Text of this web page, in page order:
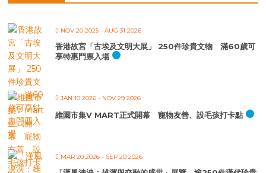
NOV 20 2025 - AUG 31 2026
香港故宮「古埃及文明大展」 250件珍貴文物 滿60歲可
享特惠門票入場
JAN 10 2026 - NOV 29 2026
維園市集V MART正式開幕 寵物友善、設毛孩打卡點
MAR 20 2026 - SEP 20 2026